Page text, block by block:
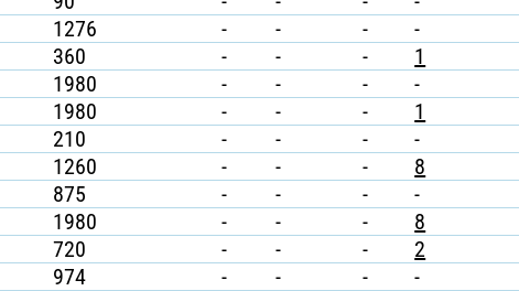
1276 - - - -
360 - - - 1
1980 - - - -
1980 - - - 1
210 - - - -
1260 - - - 8
875 - - - -
1980 - - - 8
720 - - - 2
974 - - - -